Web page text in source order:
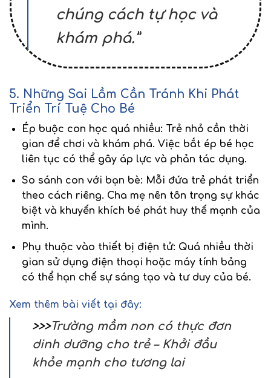
chúng cách tự học và
khám phá.”
5. Những Sai Lầm Cần Tránh Khi Phát
Triển Trí Tuệ Cho Bé
Ép buộc con học quá nhiều: Trẻ nhỏ cần thời
gian để chơi và khám phá. Việc bắt ép bé học
liên tục có thể gây áp lực và phản tác dụng.
So sánh con với bạn bè: Mỗi đứa trẻ phát triển
theo cách riêng. Cha mẹ nên tôn trọng sự khác
biệtvà khuyến khích bé phát huy thế mạnh của
mình.
Phụ thuộc vào thiết bị điện tử: Quá nhiều thời
gian sử dụng điện thoại hoặc máy tính bảng
có thể hạn chế sự sáng tạo và tư duy của bé.
Xem thêm bài viết tại đây:
>>>Trường mầm non có thực đơn
dinh dưỡng cho trẻ – Khởi đầu
khỏe mạnh cho tương lai